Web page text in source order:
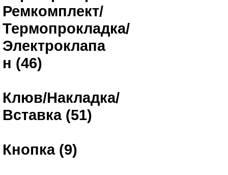
Ремкомплект/
Термопрокладка/
Электроклапа
н (46)
Клюв/Накладка/
Вставка (51)
Кнопка (9)